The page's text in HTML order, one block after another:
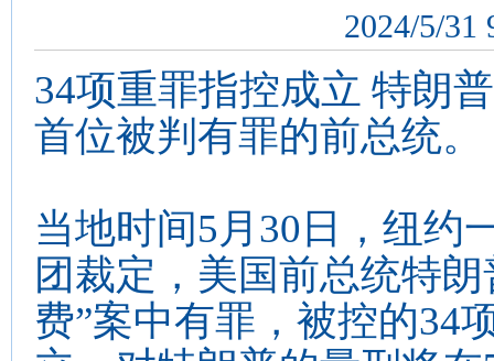
2024/5/31
34项重罪指控成立 特朗
首位被判有罪的前总统。
当地时间5月30日，纽约
团裁定，美国前总统特朗
费”案中有罪，被控的34